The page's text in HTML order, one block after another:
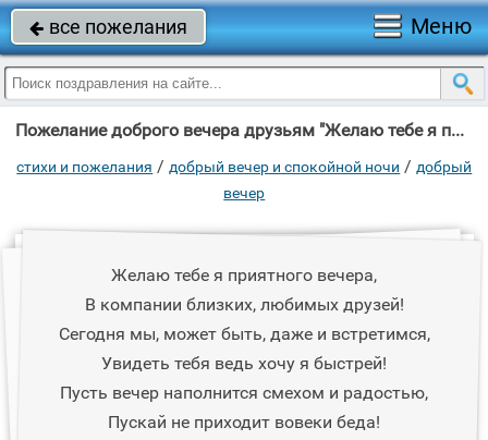
 все пожелания Меню
Пожелание доброго вечера друзьям "Желаю тебе я приятного вечера, В компании близких, любимых друзей!"
стихи и пожелания /добрый вечер и спокойной ночи /добрый
вечер
Желаю тебе я приятного вечера,
В компании близких, любимых друзей!
Сегодня мы, может быть, даже и встретимся,
Увидеть тебя ведь хочу я быстрей!
Пусть вечер наполнится смехом и радостью,
Пускай не приходит вовеки беда!